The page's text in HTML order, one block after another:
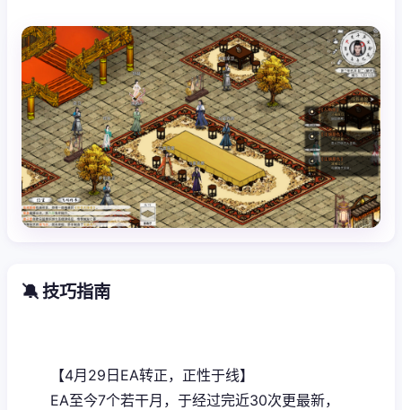
🔕 技巧指南
【4月29日EA转正，正性于线】
EA至今7个若干月，于经过完近30次更最新，